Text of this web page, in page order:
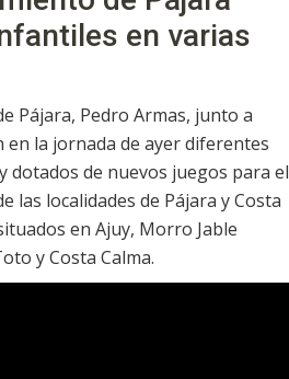
en varias
Pájara, Pedro Armas, junto a
la jornada de ayer diferentes
de nuevos juegos para el
las localidades de Pájara y Costa
en Ajuy, Morro Jable
y Costa Calma.